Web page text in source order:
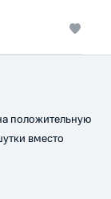
положительную
вместо